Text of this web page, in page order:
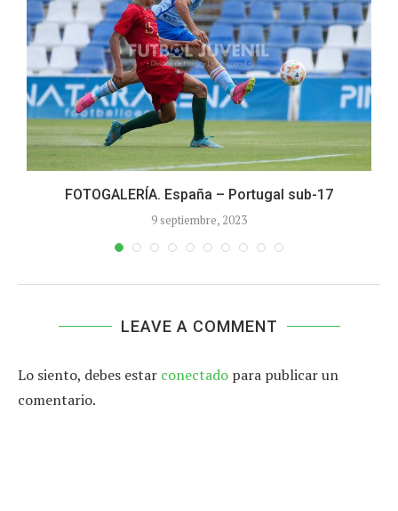
FOTOGALERÍA. España – Portugal sub-17
9 septiembre, 2023
LEAVE A COMMENT
Lo siento, debes estar conectado para publicar un
comentario.